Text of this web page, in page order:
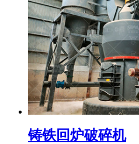
铸铁回炉破碎机